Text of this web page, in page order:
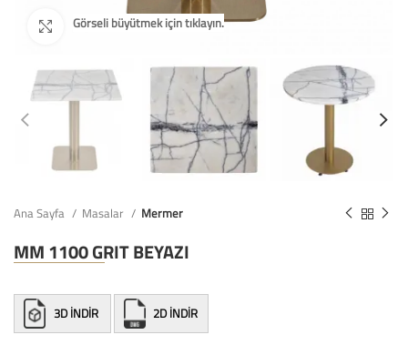
Ana Sayfa Masalar Mermer
MM 1100 GRIT BEYAZI
3D İNDİR 2D İNDİR